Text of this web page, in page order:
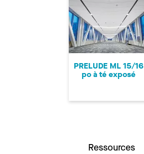
PRELUDE ML 15/16
po à té exposé
Ressources